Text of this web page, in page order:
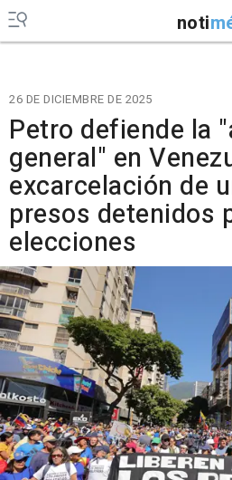
noti
26 DE DICIEMBRE DE 2025
Petro defiende la
general" en
excarcelación de
presos detenidos
elecciones